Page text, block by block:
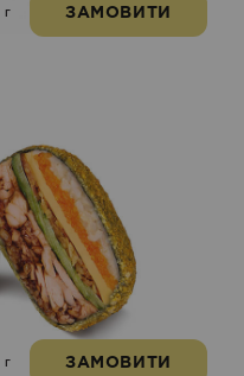
г ЗАМОВИТИ
г ЗАМОВИТИ